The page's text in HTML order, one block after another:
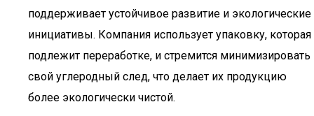
поддерживает устойчивое развитие и экологические
инициативы. Компания использует упаковку, которая
подлежит переработке, и стремится минимизировать
свой углеродный след, что делает их продукцию
более экологически чистой.